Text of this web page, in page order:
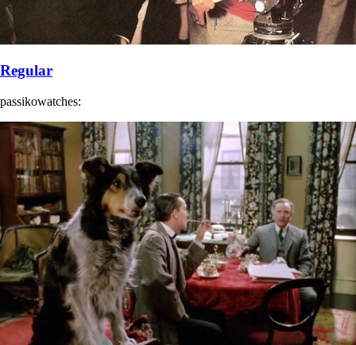
Regular
passikowatches: